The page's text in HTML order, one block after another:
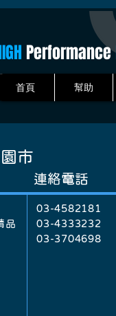
市
連絡電話
品
03-4582181
03-4333232
03-3704698
Performance
首頁 幫助